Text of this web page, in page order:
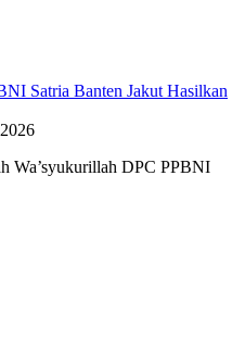
Satria Banten Jakut Hasilkan
Wa’syukurillah DPC PPBNI